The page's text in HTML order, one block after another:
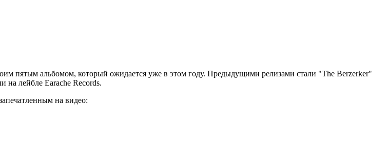
пятым альбомом, который ожидается уже в этом году. Предыдущими релизами стали "The Berzerker"
лейбле Earache Records.
на видео: